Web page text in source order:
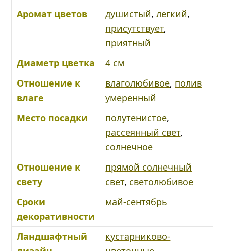
Аромат цветов
душистый,легкий,
присутствует,
приятный
Диаметр цветка
4 см
Отношение к
влаге
влаголюбивое, полив
умеренный
Место посадки
полутенистое,
рассеянный свет,
солнечное
Отношение к
свету
прямой солнечный
свет, светолюбивое
Сроки
декоративности
май-сентябрь
Ландшафтный
кустарниково-